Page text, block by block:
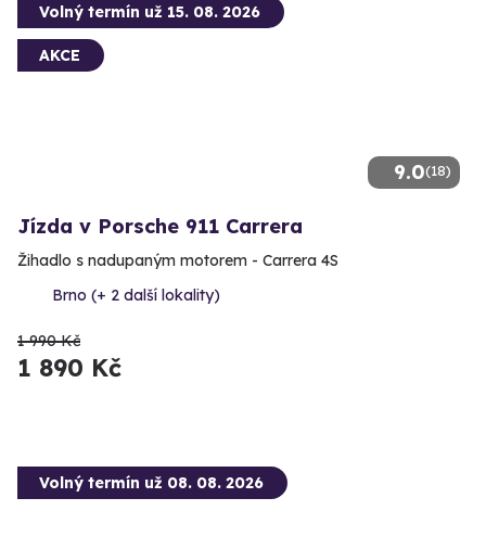
9.0(18)
Volný termín už 15. 08. 2026
AKCE
Jízda v Porsche 911 Carrera
Žihadlo s nadupaným motorem - Carrera 4S
Brno (+ 2 další lokality)
1 990 Kč
1 890 Kč
Volný termín už 08. 08. 2026